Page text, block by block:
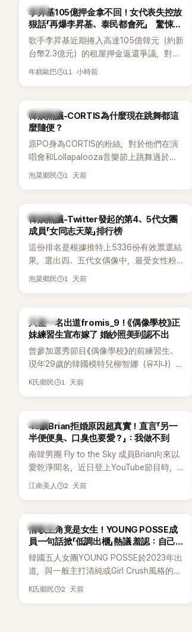
度編舞大賞」卻由Lachica拿走，讓她至今
仍感到相當不平。
韓星
李昇基105億押金拿不回！女代表失控放
狠話「再爆李昇基、泰民都會死」 驚悚錄
音流出
歌手李昇基近期捲入高達105億韓元（約新
台幣2.3億元）的租屋押金返還爭議，對象
正是演藝企劃公司One Hundred Label代
部死掉」等激烈言論，引發外界譁然。
年糕歐巴 11 小時前
熱議討論
韓娛熱議-CORTIS為什麼現在跳舞都這
麼隨便？
原PO身為CORTIS的粉絲，對於他們在演
唱會和Lollapalooza音樂節上跳舞過於隨
便感到不滿，認為舞蹈是他們走紅的重要
泡菜鄉民 1 天前
熱議討論
韓娛熱議-Twitter發起的第4、5代女團
成員「女同志天菜」排行榜
這份排名是根據推特上5336份有效票選結
果，選出四、五代女偶像中，最受女性粉
絲喜愛的成員。其中，HATS2HEARTS成
泡菜鄉民 1 天前
K-POP
只差一名出道fromis_9！《偶像學校》正
妹練習生宣布嫁了 婚紗照美到認不出
曾參加選秀節目《偶像學校》的前練習生、
現年29歲的韓國模特兒柳智娜（유지나），
近日無預警在社群平台公開一系列婚紗
K氏鄉民 1 天前
韓星
45歲Brian拒婚原因超真實！直言「另一
半便便臭、口臭也要愛？」：我做不到
南韓男團 Fly to the Sky 成員Brian向來以
愛乾淨聞名，近日登上YouTube節目時，
再度談到自己的婚姻觀，直言無法理解「連
江南美人 2 天前
K-POP
情歌主角竟是女生！YOUNG POSSE成
員一句話掀「低調出櫃」熱議 羞認：自己
都不敢聽
韓國五人女團YOUNG POSSE於2023年出
道，與一般主打清純或Girl Crush風格的女
團不同，她們以濃厚的Hip-Hop元素、自
K氏鄉民 2 天前